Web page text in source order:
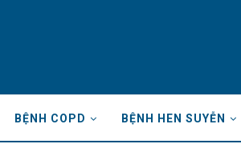
BỆNH COPD BỆNH HEN SUYỄN